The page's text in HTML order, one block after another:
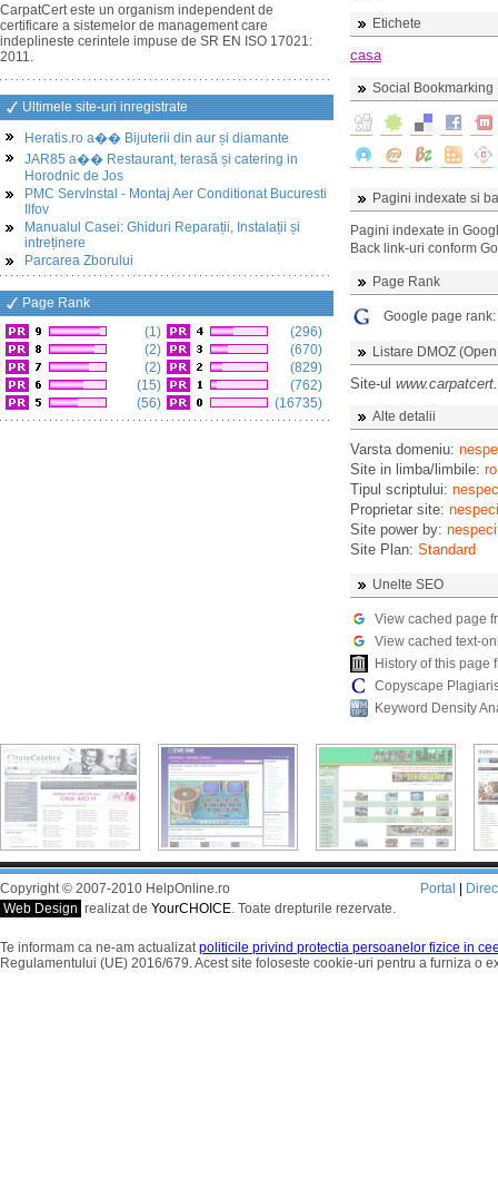
CarpatCert este un organism independent de
certificare a sistemelor de management care
indeplineste cerintele impuse de SR EN ISO 17021:
2011.
Ultimele site-uri inregistrate
Heratis.ro a�� Bijuterii din aur și diamante
JAR85 a�� Restaurant, terasă și catering in
Horodnic de Jos
PMC ServInstal - Montaj Aer Conditionat Bucuresti
Ilfov
Manualul Casei: Ghiduri Reparații, Instalații și
intreținere
Parcarea Zborului
Page Rank
(1)
(2)
(2)
(15)
(56)
(296)
(670)
(829)
(762)
(16735)
Etichete
casa
Social Bookmarking
Pagini indexate si
Pagini indexate in
Back link-uri conform
Page Rank
Google page rank:
Listare DMOZ
Site-ul
Alte detalii
Varsta domeniu:
Site in limba/limbile:
Tipul scriptului:
Proprietar site:
Site power by:
Site Plan: Standard
Unelte SEO
View cached page
View cached text-
History of this page
Copyscape
Keyword Density
Copyright © 2007-2010 HelpOnline.ro
Web Design realizat de YourCHOICE. Toate drepturile rezervate.
Portal
Te informam ca ne-am actualizatpoliticile privind protectia persoanelor fizice in
Regulamentului (UE) 2016/679. Acest site foloseste cookie-uri pentru a furniza o